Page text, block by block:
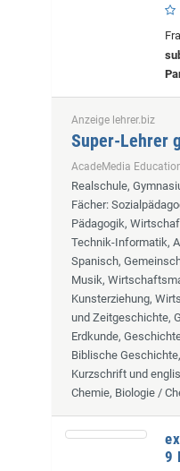
Anzeige lehrer.biz
Super-Lehrer
AcadeMedia
Realschule,
Fächer:
Pädagogik,
Technik-Informatik,
Spanisch,
Musik,
Kunsterziehung,
und Zeitgeschichte,
Erdkunde,
Biblische
Kurzschrift und
Chemie, Biologie /
9